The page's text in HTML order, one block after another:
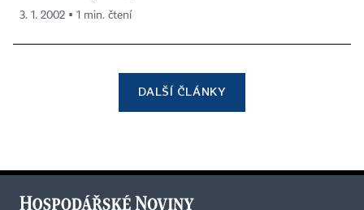
3. 1. 2002 ▪ 1 min. čtení
DALŠÍ ČLÁNKY